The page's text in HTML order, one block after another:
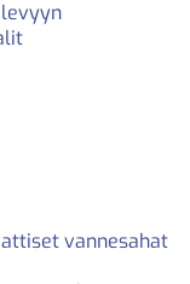
vannesahat